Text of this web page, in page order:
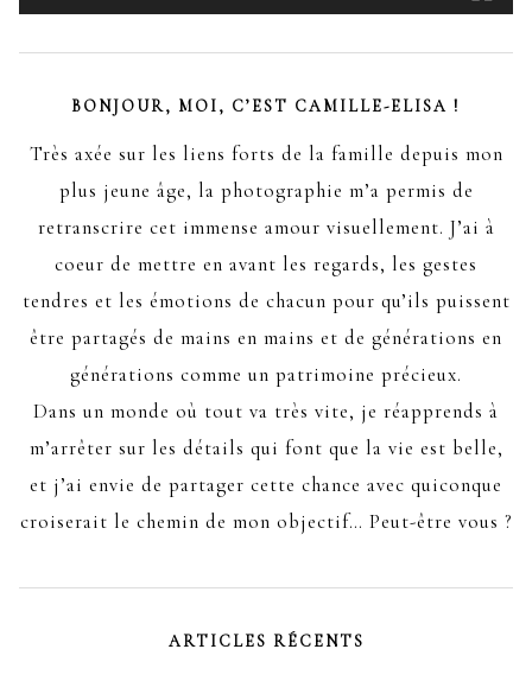
BONJOUR, MOI, C’EST CAMILLE-ELISA !
Très axée sur les liens forts de la famille depuis mon
plus jeune âge, la photographie m’a permis de
retranscrire cet immense amour visuellement. J’ai à
coeur de mettre en avant les regards, les gestes
tendres et les émotions de chacun pour qu’ils puissent
être partagés de mains en mains et de générations en
générations comme un patrimoine précieux.
Dans un monde où tout va très vite, je réapprends à
m’arrêter sur les détails qui font que la vie est belle,
et j’ai envie de partager cette chance avec quiconque
croiserait le chemin de mon objectif… Peut-être vous ?
ARTICLES RÉCENTS